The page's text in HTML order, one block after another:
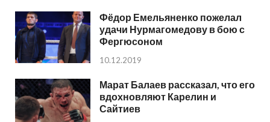
Фёдор Емельяненко пожелал
удачи Нурмагомедову в бою с
Фергюсоном
10.12.2019
Марат Балаев рассказал, что его
вдохновляют Карелин и
Сайтиев